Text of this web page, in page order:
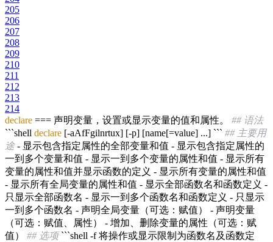
205
206
207
208
209
210
211
212
213
214
declare === 声明变量，设置或显示变量的值和属性。 ## 语法
```shell declare [-aAfFgilnrtux] [-p] [name[=value] ...] ``` ## 主要用
途- 显示包含指定属性的全部变量和值 - 显示包含指定属性的
一到多个变量和值 - 显示一到多个变量的属性和值 - 显示所有
变量的属性和值并显示函数的定义 - 显示所有变量的属性和值
- 显示所有全局变量的属性和值 - 显示全部函数名和函数定义 -
只显示全部函数名 - 显示一到多个函数名和函数定义 - 只显示
一到多个函数名 - 声明全局变量（可选：赋值） - 声明变量
（可选：赋值、属性） - 增加、删除变量的属性（可选：赋
值） ## 选项```shell -f 将操作或显示限制为函数名及函数定